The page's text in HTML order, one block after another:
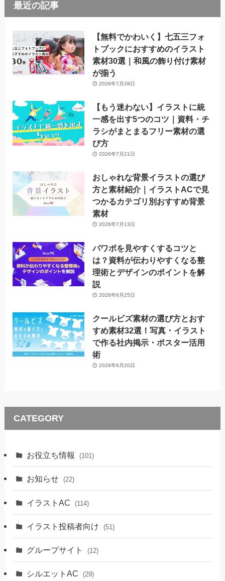
最近の記事
【無料でかわいく】七五三フォ
トブックにおすすめのイラスト
素材30選｜和風の飾り付け素材
が揃う
2026年7月28日
【もう迷わない】イラストに統
一感を出す5つのコツ｜資料・チ
ラシがまとまるフリー素材の選
び方
2026年7月21日
おしゃれな背景イラストの選び
方と素材紹介｜イラストACで見
つかるカテゴリ別おすすめ背景
素材
2026年7月13日
パワポを見やすくするコツと
は？資料が伝わりやすくなる整
理術とデザインのポイントを解
説
2026年6月25日
クールビズ素材の選び方とおす
すめ素材32選！写真・イラスト
で作る社内掲示・ポスター活用
術
2026年6月20日
CATEGORY
お役立ち情報 (101)
お知らせ (22)
イラストAC (114)
イラスト投稿者向け (51)
グループサイト (12)
シルエットAC (29)